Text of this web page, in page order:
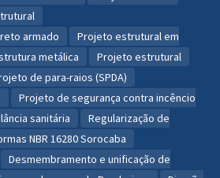
armado
Projeto estrutural em
metálica
Projeto estrutural
de para-raios (SPDA)
Projeto de segurança contra incêncio
sanitária
Regularização de
NBR 16280 Sorocaba
Desmembramento e unificação de